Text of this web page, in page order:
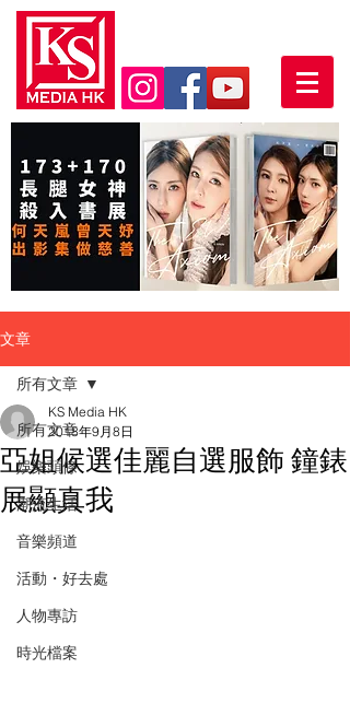
文章
所有文章
娛樂頭條
潮流生活
音樂頻道
活動・好去處
人物專訪
時光檔案
所有文章
亞姐候選佳麗自選服飾 鐘錶
展顯真我
KS Media HK
2018年9月8日